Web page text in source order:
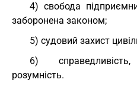
4) свобода
заборонена законом;
5) судовий захист
6)
розумність.